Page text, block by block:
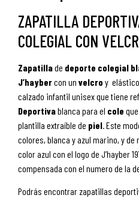
ZAPATILLA
COLEGIAL CON
Zapatillade deporte colegial
J’haybercon un velcro y
calzado infantil unisex que tiene
Deportivablanca para el cole
plantilla extraíble de piel. Este
colores, blanca y azul marino, y
color azul con el logo de J’hayber
compensada con el numero de la
Podrás encontrar zapatillas